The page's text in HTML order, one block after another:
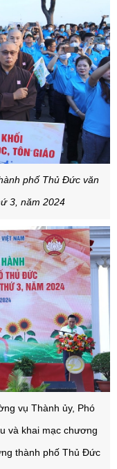
phố Thủ Đức văn
3, năm 2024
vụ Thành ủy, Phó
và khai mạc chương
thành phố Thủ Đức